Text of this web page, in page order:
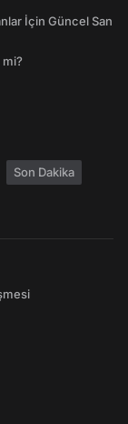
İçin Güncel San
Son Dakika